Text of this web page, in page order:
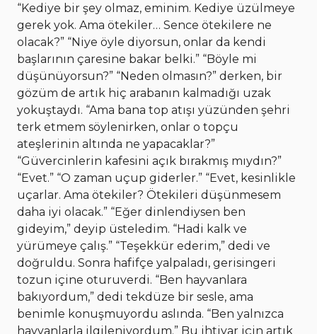
“Kediye bir şey olmaz, eminim. Kediye üzülmeye
gerek yok. Ama ötekiler… Sence ötekilere ne
olacak?” “Niye öyle diyorsun, onlar da kendi
başlarının çaresine bakar belki.” “Böyle mi
düşünüyorsun?” “Neden olmasın?” derken, bir
gözüm de artık hiç arabanın kalmadığı uzak
yokuştaydı. “Ama bana top atışı yüzünden şehri
terk etmem söylenirken, onlar o topçu
ateşlerinin altında ne yapacaklar?”
“Güvercinlerin kafesini açık bırakmış mıydın?”
“Evet.” “O zaman uçup giderler.” “Evet, kesinlikle
uçarlar. Ama ötekiler? Ötekileri düşünmesem
daha iyi olacak.” “Eğer dinlendiysen ben
gideyim,” deyip üsteledim. “Hadi kalk ve
yürümeye çalış.” “Teşekkür ederim,” dedi ve
doğruldu. Sonra hafifçe yalpaladı, gerisingeri
tozun içine oturuverdi. “Ben hayvanlara
bakıyordum,” dedi tekdüze bir sesle, ama
benimle konuşmuyordu aslında. “Ben yalnızca
hayvanlarla ilgileniyordum.” Bu ihtiyar için artık